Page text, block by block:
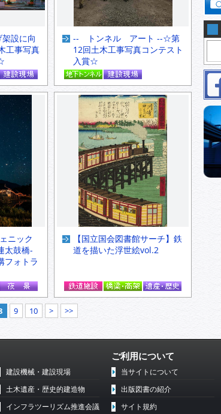
設に向
工事写真
☆
-- トンネル アート --☆第
12回土木工事写真コンテスト
入賞☆
ニック
太鼓橋-
フォトラ
【国立国会図書館サーチ】鉄
道を描いた浮世絵vol.2
9 10 > >>
建設機械・建設現場
土木遺産・歴史的建造物
インフラツーリズム推進会議
ご利用について
当サイトについて
出版図書の紹介
サイト規約